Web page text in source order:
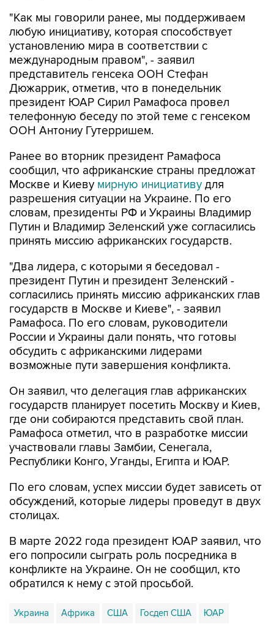
"Как мы говорили ранее, мы поддерживаем
любую инициативу, которая способствует
установлению мира в соответствии с
международным правом", - заявил
представитель генсека ООН Стефан
Дюжаррик, отметив, что в понедельник
президент ЮАР Сирил Рамафоса провел
телефонную беседу по этой теме с генсеком
ООН Антониу Гутерришем.
Ранее во вторник президент Рамафоса
сообщил, что африканские страны предложат
Москве и Киеву мирную инициативу для
разрешения ситуации на Украине. По его
словам, президенты РФ и Украины Владимир
Путин и Владимир Зеленский уже согласились
принять миссию африканских государств.
"Два лидера, с которыми я беседовал -
президент Путин и президент Зеленский -
согласились принять миссию африканских глав
государств в Москве и Киеве", - заявил
Рамафоса. По его словам, руководители
России и Украины дали понять, что готовы
обсудить с африканскими лидерами
возможные пути завершения конфликта.
Он заявил, что делегация глав африканских
государств планирует посетить Москву и Киев,
где они собираются представить свой план.
Рамафоса отметил, что в разработке миссии
участвовали главы Замбии, Сенегала,
Республики Конго, Уганды, Египта и ЮАР.
По его словам, успех миссии будет зависеть от
обсуждений, которые лидеры проведут в двух
столицах.
В марте 2022 года президент ЮАР заявил, что
его попросили сыграть роль посредника в
конфликте на Украине. Он не сообщил, кто
обратился к нему с этой просьбой.
Украина Африка США Госдеп США ЮАР